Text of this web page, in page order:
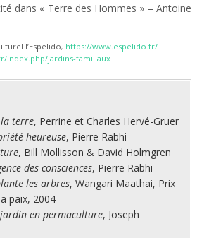
dans « Terre des Hommes » – Antoine
l’Espélido, https://www.espelido.fr/
index.php/jardins-familiaux
la terre, Perrine et Charles Hervé-Gruer
heureuse, Pierre Rabhi
, Bill Mollisson & David Holmgren
des consciences, Pierre Rabhi
les arbres, Wangari Maathai, Prix
paix, 2004
en permaculture, Joseph